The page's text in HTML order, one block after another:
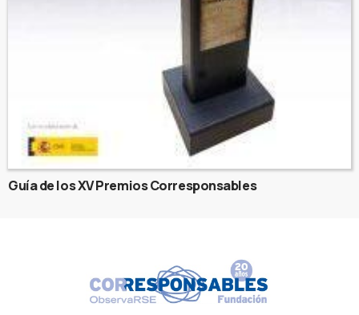
Guía de los XV Premios Corresponsables